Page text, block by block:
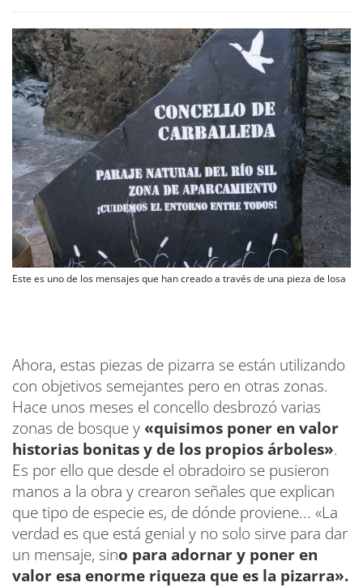
Este es uno de los mensajes que han creado a través de una pieza de losa
Ahora, estas piezas de pizarra se están utilizando
con objetivos semejantes pero en otras zonas.
Hace unos meses el concello desbrozó varias
zonas de bosque y«quisimos poner en valor
historias bonitas y de los propios árboles».
Es por ello que desde el obradoiro se pusieron
manos a la obra y crearon señales que explican
que tipo de especie es, de dónde proviene... «La
verdad es que está genial y no solo sirve para dar
un mensaje, sino para adornar y poner en
valor esa enorme riqueza que es la pizarra».